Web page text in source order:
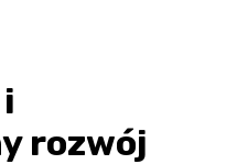
rozwój